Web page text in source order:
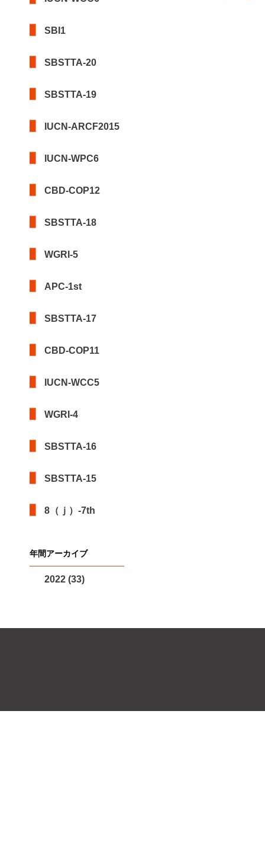
SBI1
SBSTTA-20
SBSTTA-19
IUCN-ARCF2015
IUCN-WPC6
CBD-COP12
SBSTTA-18
WGRI-5
APC-1st
SBSTTA-17
CBD-COP11
IUCN-WCC5
WGRI-4
SBSTTA-16
SBSTTA-15
8（ｊ）-7th
年間アーカイブ
2022 (33)